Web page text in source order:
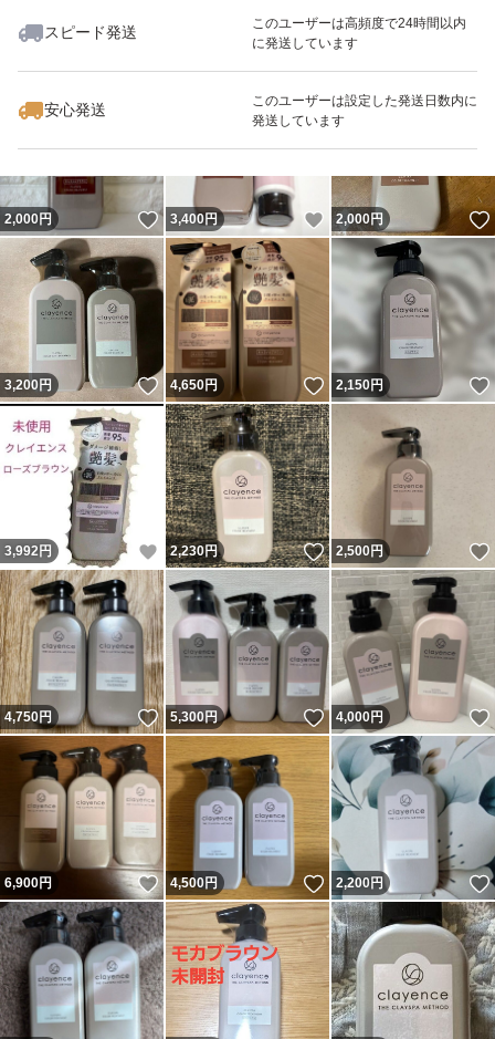
スピード発送
このユーザーは高頻度で24時間以内
に発送しています
安心発送
このユーザーは設定した発送日数内に
発送しています
いいね！
3,400
2,000円 いいね！
3,400円 いいね！
2,000円
3,200円 いいね！
4,650円 いいね！
2,150円
3,992円 いいね！
2,230円 いいね！
2,500円
4,750円 いいね！
5,300円 いいね！
4,000円
6,900円 いいね！
4,500円 いいね！
2,200円